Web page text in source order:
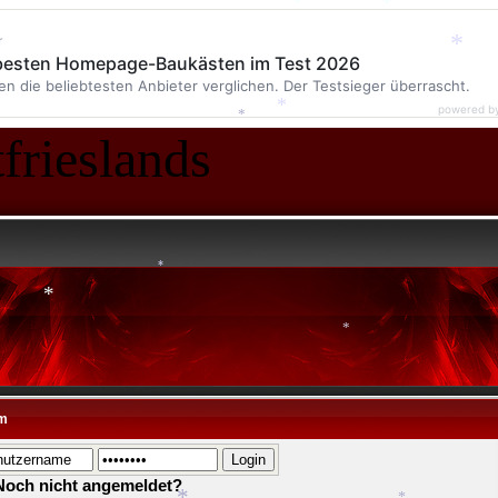
nicht angemeldet?
Homepage-Baukästen im Test 2026
die beliebtesten Anbieter verglichen. Der Testsieger überrascht.
powered
*
*
*
*